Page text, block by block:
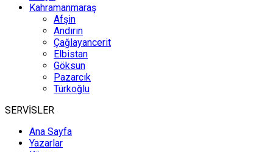
Kahramanmaraş
Afşin
Andırın
Çağlayancerit
Elbistan
Göksun
Pazarcık
Türkoğlu
SERVİSLER
Ana Sayfa
Yazarlar